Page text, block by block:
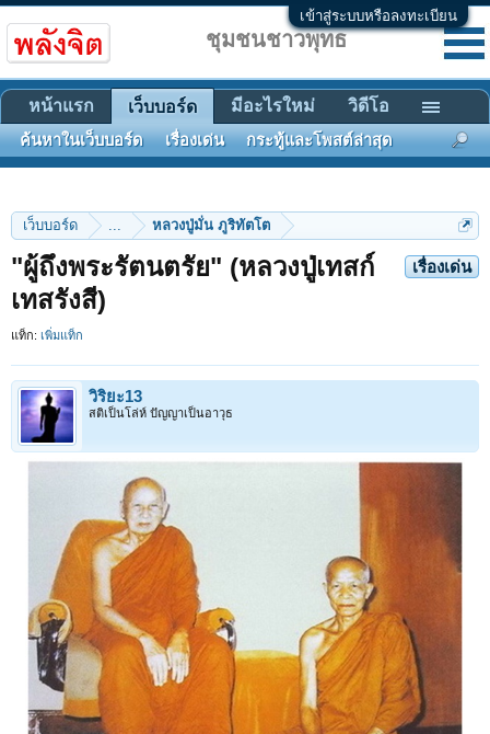
เข้าสู่ระบบหรือลงทะเบียน
เว็บบอร์ด ... หลวงปู่มั่น ภูริทัตโต
เรื่องเด่น
"ผู้ถึงพระรัตนตรัย" (หลวงปู่เทสก์
เทสรังสี)
แท็ก: เพิ่มแท็ก
วิริยะ13
สติเป็นโล่ห์ ปัญญาเป็นอาวุธ
ชุมชนชาวพุทธ
หน้าแรก เว็บบอร์ด
ค้นหาในเว็บบอร์ด เรื่องเด่น กระทู้และโพสต์ล่าสุด
มีอะไรใหม่ วิดีโอ